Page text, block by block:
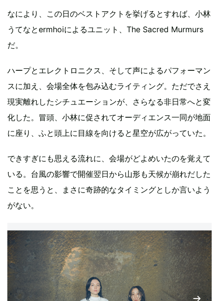
なにより、この日のベストアクトを挙げるとすれば、小林
うてなとermhoiによるユニット、The Sacred Murmurs
だ。
ハープとエレクトロニクス、そして声によるパフォーマン
スに加え、会場全体を包み込むライティング。ただでさえ
現実離れしたシチュエーションが、さらなる非日常へと変
化した。冒頭、小林に促されてオーディエンス一同が地面
に座り、ふと頭上に目線を向けると星空が広がっていた。
できすぎにも思える流れに、会場がどよめいたのを覚えて
いる。台風の影響で開催翌日から山形も天候が崩れだした
ことを思うと、まさに奇跡的なタイミングとしか言いよう
がない。